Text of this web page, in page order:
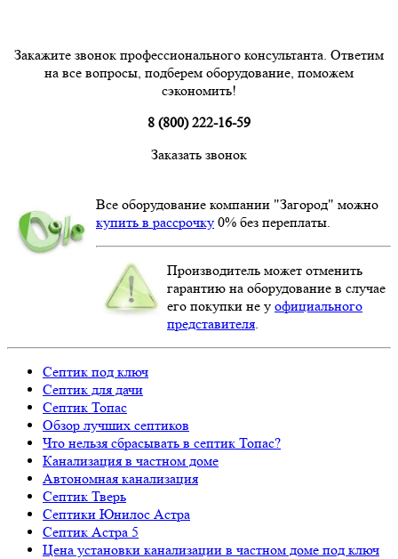
Закажите звонок профессионального консультанта. Ответим
на все вопросы, подберем оборудование, поможем
сэкономить!
8 (800) 222-16-59
Заказать звонок
Все оборудование компании "Загород" можно
купить в рассрочку 0% без переплаты.
Производитель может отменить
гарантию на оборудование в случае
его покупки не у официального
представителя.
Септик под ключ
Септик для дачи
Септик Топас
Обзор лучших септиков
Что нельзя сбрасывать в септик Топас?
Канализация в частном доме
Автономная канализация
Септик Тверь
Септики Юнилос Астра
Септик Астра 5
Цена установки канализации в частном доме под ключ